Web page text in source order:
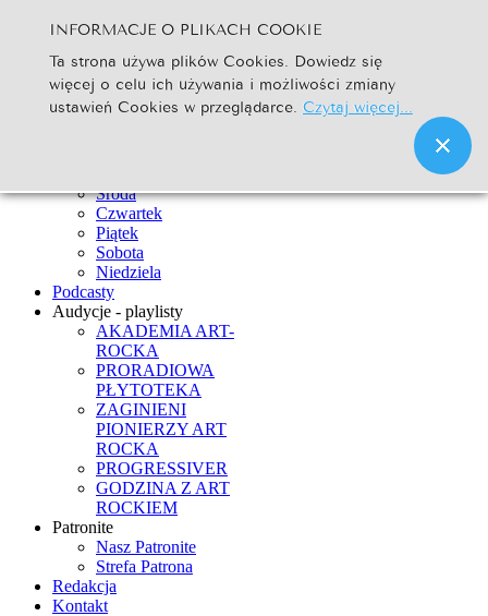
Szukaj... Go
Strona Główna
Newsy
Środa
Czwartek
Piątek
Sobota
Niedziela
Podcasty
Audycje - playlisty
AKADEMIA ART-
ROCKA
PRORADIOWA
PŁYTOTEKA
ZAGINIENI
PIONIERZY ART
ROCKA
PROGRESSIVER
GODZINA Z ART
ROCKIEM
Patronite
Nasz Patronite
Strefa Patrona
Redakcja
Kontakt
INFORMACJE O PLIKACH COOKIE
Ta strona używa plików Cookies. Dowiedz się
więcej o celu ich używania i możliwości zmiany
ustawień Cookies w przeglądarce. Czytaj więcej...